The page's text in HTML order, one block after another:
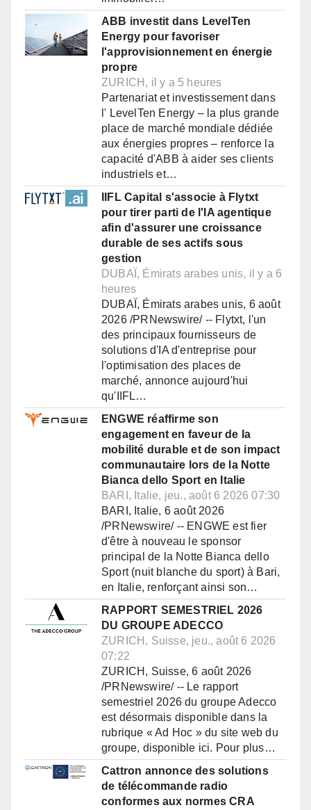
ABB investit dans LevelTen
Energy pour favoriser
l'approvisionnement en énergie
propre
ZURICH, il y a 5 heures
Partenariat et investissement dans
l' LevelTen Energy – la plus grande
place de marché mondiale dédiée
aux énergies propres – renforce la
capacité d'ABB à aider ses clients
industriels et…
IIFL Capital s'associe à Flytxt
pour tirer parti de l'IA agentique
afin d'assurer une croissance
durable de ses actifs sous
gestion
DUBAÏ, Émirats arabes unis, il y a 6
heures
DUBAÏ, Émirats arabes unis, 6 août
2026 /PRNewswire/ -- Flytxt, l'un
des principaux fournisseurs de
solutions d'IA d'entreprise pour
l'optimisation des places de
marché, annonce aujourd'hui
qu'IIFL…
ENGWE réaffirme son
engagement en faveur de la
mobilité durable et de son impact
communautaire lors de la Notte
Bianca dello Sport en Italie
BARI, Italie, jeu., août 6 2026 07:30
BARI, Italie, 6 août 2026
/PRNewswire/ -- ENGWE est fier
d'être à nouveau le sponsor
principal de la Notte Bianca dello
Sport (nuit blanche du sport) à Bari,
en Italie, renforçant ainsi son…
RAPPORT SEMESTRIEL 2026
DU GROUPE ADECCO
ZURICH, Suisse, jeu., août 6 2026
07:22
ZURICH, Suisse, 6 août 2026
/PRNewswire/ -- Le rapport
semestriel 2026 du groupe Adecco
est désormais disponible dans la
rubrique « Ad Hoc » du site web du
groupe, disponible ici. Pour plus…
Cattron annonce des solutions
de télécommande radio
conformes aux normes CRA